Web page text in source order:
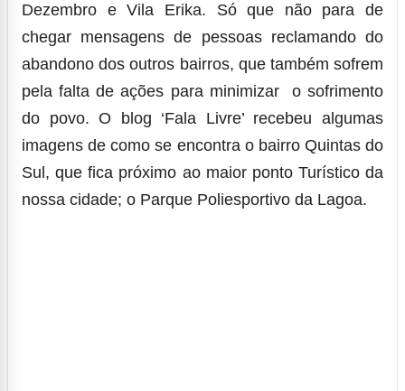
Dezembro e Vila Erika. Só que não para de
chegar mensagens de pessoas reclamando do
abandono dos outros bairros, que também sofrem
pela falta de ações para minimizar o sofrimento
do povo. O blog ‘Fala Livre’ recebeu algumas
imagens de como se encontra o bairro Quintas do
Sul, que fica próximo ao maior ponto Turístico da
nossa cidade; o Parque Poliesportivo da Lagoa.